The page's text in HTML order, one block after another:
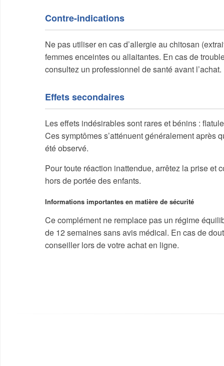
Contre-indications
Ne pas utiliser en cas d’allergie au chitosan
femmes enceintes ou allaitantes. En cas de
consultez un professionnel de santé avant l’achat.
Effets secondaires
Les effets indésirables sont rares et bénins :
Ces symptômes s’atténuent généralement après
été observé.
Pour toute réaction inattendue, arrêtez la prise et
hors de portée des enfants.
Informations importantes en matière de sécurité
Ce complément ne remplace pas un régime
de 12 semaines sans avis médical. En cas de
conseiller lors de votre achat en ligne.